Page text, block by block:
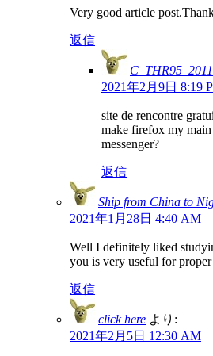
Very good article
返信
2021年2月9日 8:19
site de rencontre
make firefox my
messenger?
返信
Ship from China to
2021年1月28日 4:40 AM
Well I definitely liked
you is very useful for
返信
click here より:
2021年2月5日 12:30 AM